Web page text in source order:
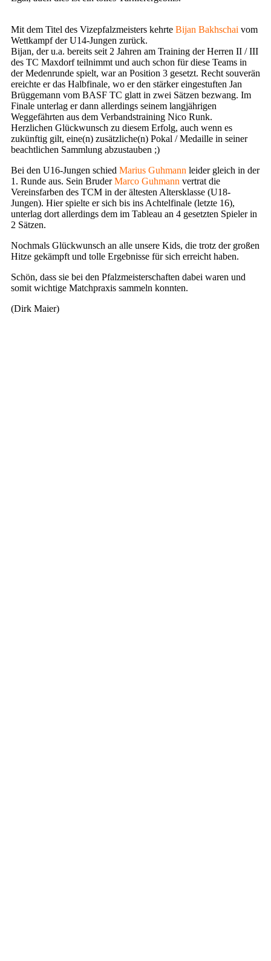
Mit dem Titel des Vizepfalzmeisters kehrte Bijan Bakhschai vom
Wettkampf der U14-Jungen zurück.
Bijan, der u.a. bereits seit 2 Jahren am Training der Herren II / III
des TC Maxdorf teilnimmt und auch schon für diese Teams in
der Medenrunde spielt, war an Position 3 gesetzt. Recht souverän
ereichte er das Halbfinale, wo er den stärker eingestuften Jan
Brüggemann vom BASF TC glatt in zwei Sätzen bezwang. Im
Finale unterlag er dann allerdings seinem langjährigen
Weggefährten aus dem Verbandstraining Nico Runk.
Herzlichen Glückwunsch zu diesem Erfolg, auch wenn es
zukünftig gilt, eine(n) zusätzliche(n) Pokal / Medaille in seiner
beachtlichen Sammlung abzustauben ;)
Bei den U16-Jungen schied Marius Guhmann leider gleich in der
1. Runde aus. Sein BruderMarco Guhmann vertrat die
Vereinsfarben des TCM in der ältesten Altersklasse (U18-
Jungen). Hier spielte er sich bis ins Achtelfinale (letzte 16),
unterlag dort allerdings dem im Tableau an 4 gesetzten Spieler in
2 Sätzen.
Nochmals Glückwunsch an alle unsere Kids, die trotz der großen
Hitze gekämpft und tolle Ergebnisse für sich erreicht haben.
Schön, dass sie bei den Pfalzmeisterschaften dabei waren und
somit wichtige Matchpraxis sammeln konnten.
(Dirk Maier)